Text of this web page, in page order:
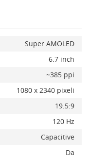
Super AMOLED
6.7 inch
~385 ppi
1080 x 2340 pixeli
19.5:9
120 Hz
Capacitive
Da